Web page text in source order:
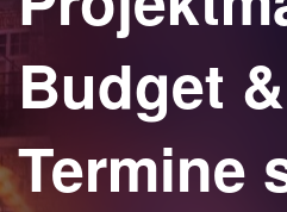
Budget &
Termine